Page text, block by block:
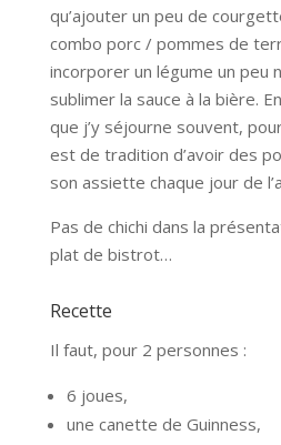
qu’ajouter un peu de
combo porc / pommes de
incorporer un légume un peu
sublimer la sauce à la bière.
que j’y séjourne souvent,
est de tradition d’avoir des
son assiette chaque jour de
Pas de chichi dans la
plat de bistrot…
Recette
Il faut, pour 2 personnes :
6 joues,
une canette de Guinness,